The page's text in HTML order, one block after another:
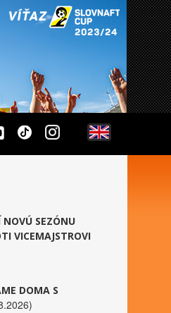
NOVÚ SEZÓNU
VICEMAJSTROVI
DOMA S